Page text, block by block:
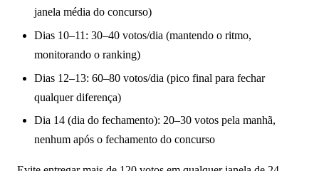
janela média do concurso)
Dias 10–11: 30–40 votos/dia (mantendo o ritmo,
monitorando o ranking)
Dias 12–13: 60–80 votos/dia (pico final para fechar
qualquer diferença)
Dia 14 (dia do fechamento): 20–30 votos pela manhã,
nenhum após o fechamento do concurso